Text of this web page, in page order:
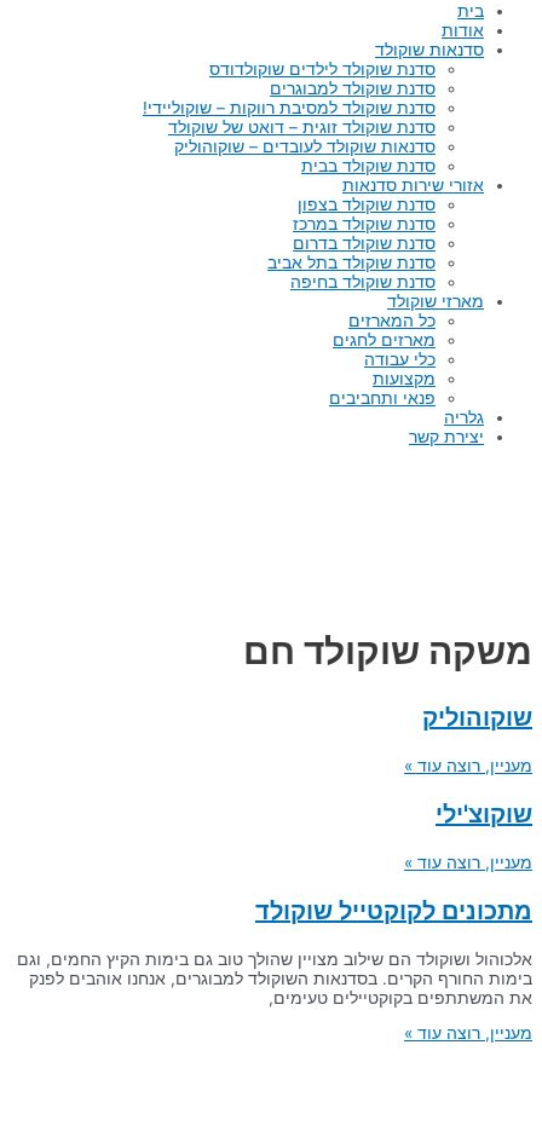
בית
אודות
סדנאות שוקולד
סדנת שוקולד לילדים שוקולדודס
סדנת שוקולד למבוגרים
סדנת שוקולד למסיבת רווקות – שוקוליידי!
סדנת שוקולד זוגית – דואט של שוקולד
סדנאות שוקולד לעובדים – שוקוהוליק
סדנת שוקולד בבית
אזורי שירות סדנאות
סדנת שוקולד בצפון
סדנת שוקולד במרכז
סדנת שוקולד בדרום
סדנת שוקולד בתל אביב
סדנת שוקולד בחיפה
מארזי שוקולד
כל המארזים
מארזים לחגים
כלי עבודה
מקצועות
פנאי ותחביבים
גלריה
יצירת קשר
משקה שוקולד חם
שוקוהוליק
מעניין, רוצה עוד »
שוקוצ'ילי
מעניין, רוצה עוד »
מתכונים לקוקטייל שוקולד
אלכוהול ושוקולד הם שילוב מצויין שהולך טוב גם בימות הקיץ החמים, וגם
בימות החורף הקרים. בסדנאות השוקולד למבוגרים, אנחנו אוהבים לפנק
את המשתתפים בקוקטיילים טעימים,
מעניין, רוצה עוד »